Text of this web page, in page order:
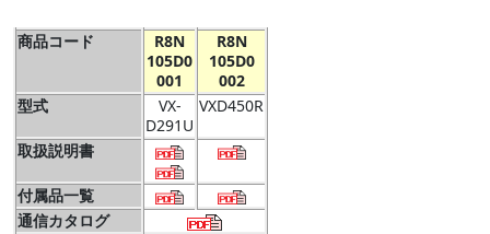
商品コード
R8N
105D0
001
R8N
105D0
002
型式
VX-
D291U
VXD450R
取扱説明書
付属品一覧
通信カタログ